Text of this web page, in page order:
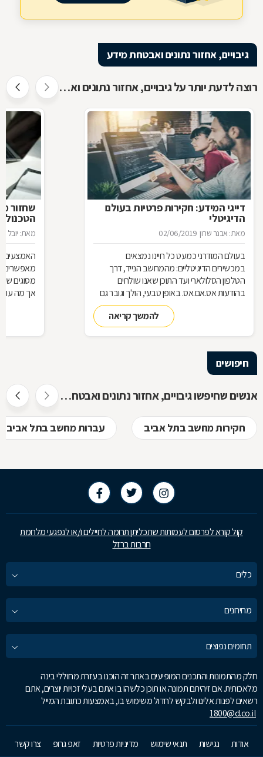
גיבויים, אחזור נתונים ואבטחת מידע
רוצה לדעת יותר על גיבויים, אחזור נתונים ואבטחת מידע ?
דייגי המידע: חקירות פרטיות בעולם
הדיגיטלי
מאת: אבנר שרון 02/06/2019
בעולם המודרני כמעט כל חיינו נמצאים
במכשירים הדיגיטליים: מהמחשב הנייד, דרך
הטלפון הסלולארי ועד התוכן שאנו שולחים
בהודעות אס.אם.אס. באופן טבעי, הולך וגובר גם
השימוש בחוקרים המתמחים במציאת ראיות
דיגיטליות וב"שחזור חקירתי", כדי לחשוף פרטים
להמשך קריאה
שחזור
מאת: יובל
האמצעים
מאפשרים
מסוגים
חיפושים
אנשים שחיפשו גיבויים, אחזור נתונים ואבטחת מידע חיפשו גם
חקירות מחשב בתל אביב עברות מחשב בתל אביב
קול קורא לפרסום לעמותות שתכליתן תרומה לחיילים ו/או לנפגעי מלחמת
חרבות ברזל
כלים
מחירונים
תחומים נפוצים
חלק מהתמונות והתכנים המופיעים באתר זה הוכנו בעזרת מחוללי בינה
מלאכותית. אם זיהיתם תמונה או תוכן כלשהו בו אתם בעלי זכויות יוצרים, אתם
רשאים לפנות אלינו ולבקש לחדול משימוש בו, באמצעות כתובת המייל
1800@d.co.il
אודות נגישות תנאי שימוש מדיניות פרטיות זאפ גרופ צרו קשר